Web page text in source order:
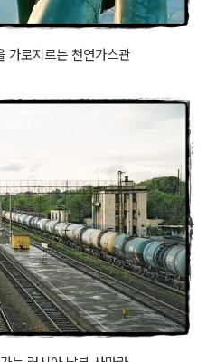
로지르는 천연가스관